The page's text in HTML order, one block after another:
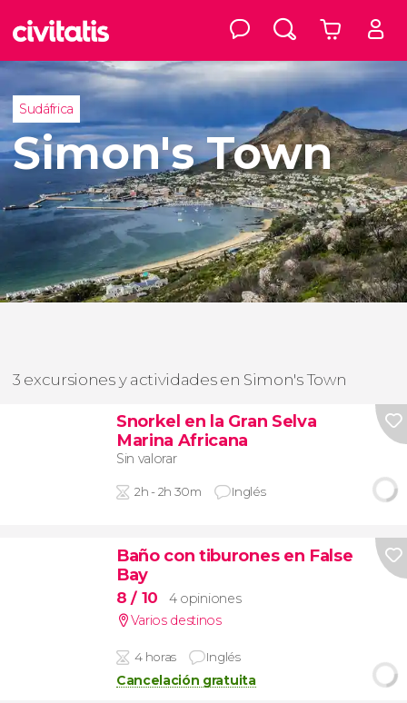
Sudáfrica
Simon's Town
3 excursiones y actividades en Simon's Town
Snorkel en la Gran Selva
Marina Africana
Sin valorar
2h - 2h 30m Inglés
Baño con tiburones en False
Bay
8/ 10
4 opiniones
Varios destinos
4 horas Inglés
Cancelación gratuita